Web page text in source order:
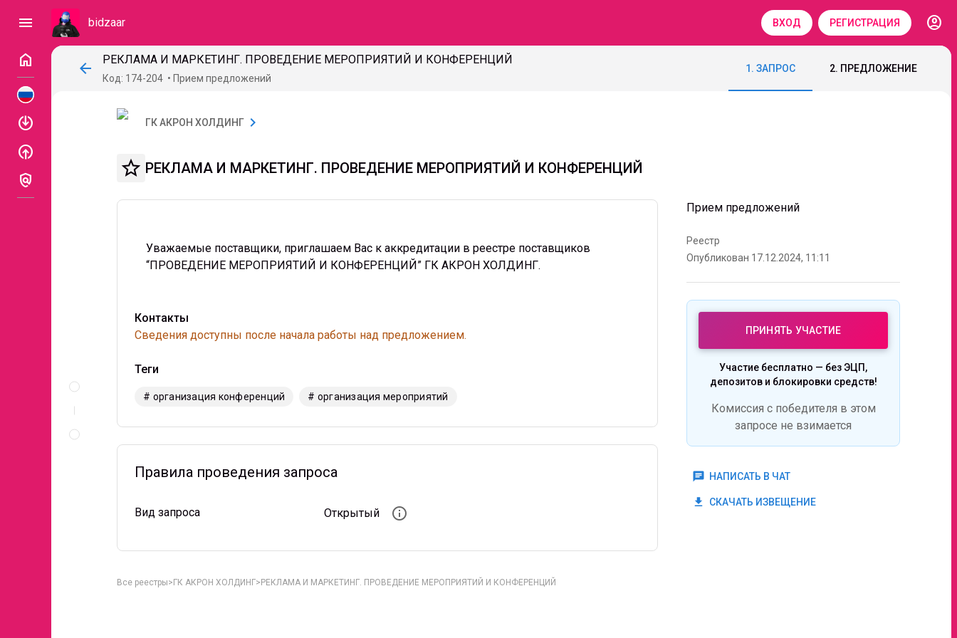
menu bidzaar ВХОД РЕГИСТРАЦИЯ
account_circle
home
enable
enable
policy
arrow_back
РЕКЛАМА И МАРКЕТИНГ. ПРОВЕДЕНИЕ МЕРОПРИЯТИЙ И КОНФЕРЕНЦИЙ
Код: 174-204 Прием предложений
1. ЗАПРОС 2. ПРЕДЛОЖЕНИЕ
запроса
ГК АКРОН ХОЛДИНГ chevron_right
star_border РЕКЛАМА И МАРКЕТИНГ. ПРОВЕДЕНИЕ МЕРОПРИЯТИЙ И КОНФЕРЕНЦИЙ
Уважаемые поставщики, приглашаем Вас к аккредитации в реестре поставщиков
“ПРОВЕДЕНИЕ МЕРОПРИЯТИЙ И КОНФЕРЕНЦИЙ” ГК АКРОН ХОЛДИНГ.
Контакты
Сведения доступны после начала работы над предложением.
Теги
# организация конференций # организация мероприятий
Правила проведения запроса
Вид запроса Открытый info_outline
Все реестры ГК АКРОН ХОЛДИНГ РЕКЛАМА И МАРКЕТИНГ. ПРОВЕДЕНИЕ МЕРОПРИЯТИЙ И КОНФЕРЕНЦИЙ
Прием предложений
Реестр
Опубликован 17.12.2024, 11:11
ПРИНЯТЬ УЧАСТИЕ
Участие бесплатно — без ЭЦП,
депозитов и блокировки средств!
Комиссия с победителя в этом
запросе не взимается
chat НАПИСАТЬ В ЧАТ
get_app СКАЧАТЬ ИЗВЕЩЕНИЕ